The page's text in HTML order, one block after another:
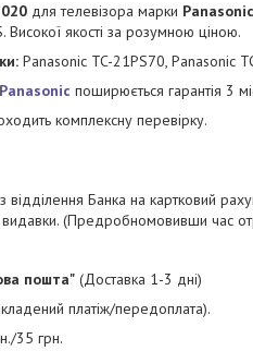
для телевізора марки Panasonic
Високої якості за розумною ціною.
Panasonic TC-21PS70, Panasonic
поширюється гарантія 3
комплексну перевірку.
Банка на картковий
видавки. (Предробномовивши час
пошта" (Доставка 1-3 дні)
платіж/передоплата).
35 грн.